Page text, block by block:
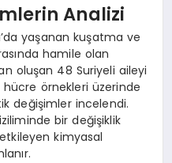
Analizi
yaşanan kuşatma ve
hamile olan
oluşan 48 Suriyeli aileyi
hücre örnekleri üzerinde
değişimler incelendi.
bir değişiklik
kimyasal